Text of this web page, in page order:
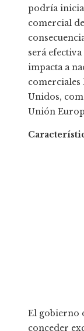
podría
comercial
será
impacta a
comerciales
Unidos,
Unión
El gobierno
conceder